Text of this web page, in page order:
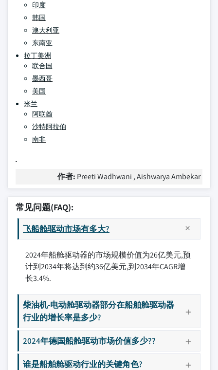
印度
韩国
澳大利亚
东南亚
拉丁美洲
联合国
墨西哥
美国
米兰
阿联酋
沙特阿拉伯
南非
作者: Preeti Wadhwani , Aishwarya Ambekar
常见问题(FAQ):
飞船舱驱动市场有多大?
2024年船舱驱动器的市场规模价值为26亿美元,预
计到2034年将达到约36亿美元,到2034年CAGR增
长3.4%.
柴油机-电动舱驱动器部分在船舶舱驱动器
行业的增长率是多少?
2024年德国船舱驱动市场价值多少??
谁是船舶舱驱动行业的关键角色?